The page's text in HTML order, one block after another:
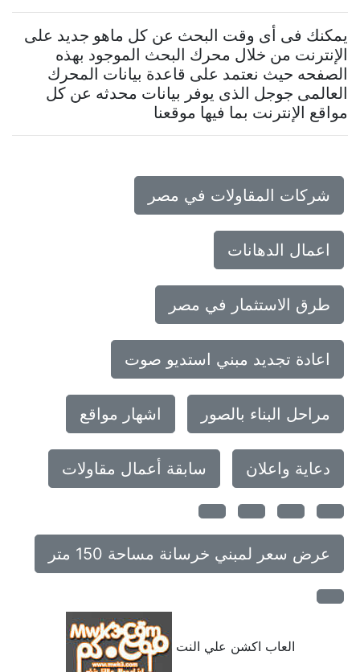
يمكنك فى أى وقت البحث عن كل ماهو جديد على
الإنترنت من خلال محرك البحث الموجود بهذه
الصفحه حيث نعتمد على قاعدة بيانات المحرك
العالمى جوجل الذى يوفر بيانات محدثه عن كل
مواقع الإنترنت بما فيها موقعنا
شركات المقاولات في مصر
اعمال الدهانات
طرق الاستثمار في مصر
اعادة تجديد مبني استديو صوت
مراحل البناء بالصور اشهار مواقع
دعاية واعلان سابقة أعمال مقاولات
عرض سعر لمبني خرسانة مساحة 150 متر
العاب اكشن علي النت